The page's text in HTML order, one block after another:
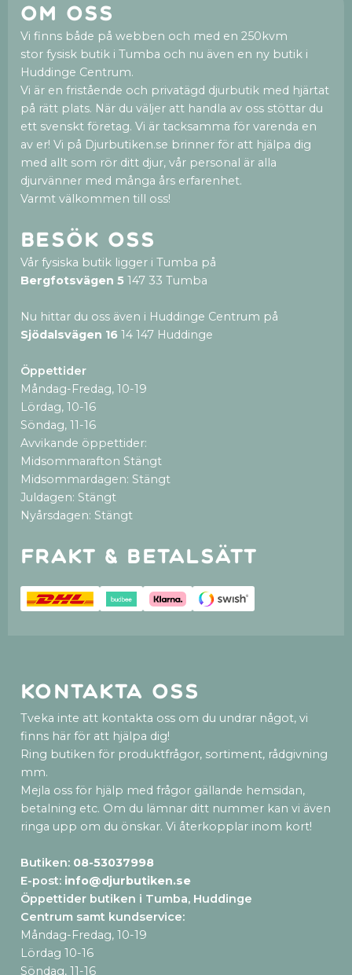
Om oss
Vi finns både på webben och med en 250kvm
stor fysisk butik i Tumba och nu även en ny butik i
Huddinge Centrum.
Vi är en fristående och privatägd djurbutik med hjärtat
på rätt plats. När du väljer att handla av oss stöttar du
ett svenskt företag. Vi är tacksamma för varenda en
av er! Vi på Djurbutiken.se brinner för att hjälpa dig
med allt som rör ditt djur, vår personal är alla
djurvänner med många års erfarenhet.
Varmt välkommen till oss!
Besök oss
Vår fysiska butik ligger i Tumba på
Bergfotsvägen 5 147 33 Tumba
Nu hittar du oss även i Huddinge Centrum på
Sjödalsvägen 16 14 147 Huddinge
Öppettider
Måndag-Fredag, 10-19
Lördag, 10-16
Söndag, 11-16
Avvikande öppettider:
Midsommarafton Stängt
Midsommardagen: Stängt
Juldagen: Stängt
Nyårsdagen: Stängt
Frakt & betalsätt
Kontakta oss
Tveka inte att kontakta oss om du undrar något, vi
finns här för att hjälpa dig!
Ring butiken för produktfrågor, sortiment, rådgivning
mm.
Mejla oss för hjälp med frågor gällande hemsidan,
betalning etc. Om du lämnar ditt nummer kan vi även
ringa upp om du önskar. Vi återkopplar inom kort!
Butiken: 08-53037998
E-post: info@djurbutiken.se
Öppettider butiken i Tumba, Huddinge
Centrum samt kundservice:
Måndag-Fredag, 10-19
Lördag 10-16
Söndag, 11-16